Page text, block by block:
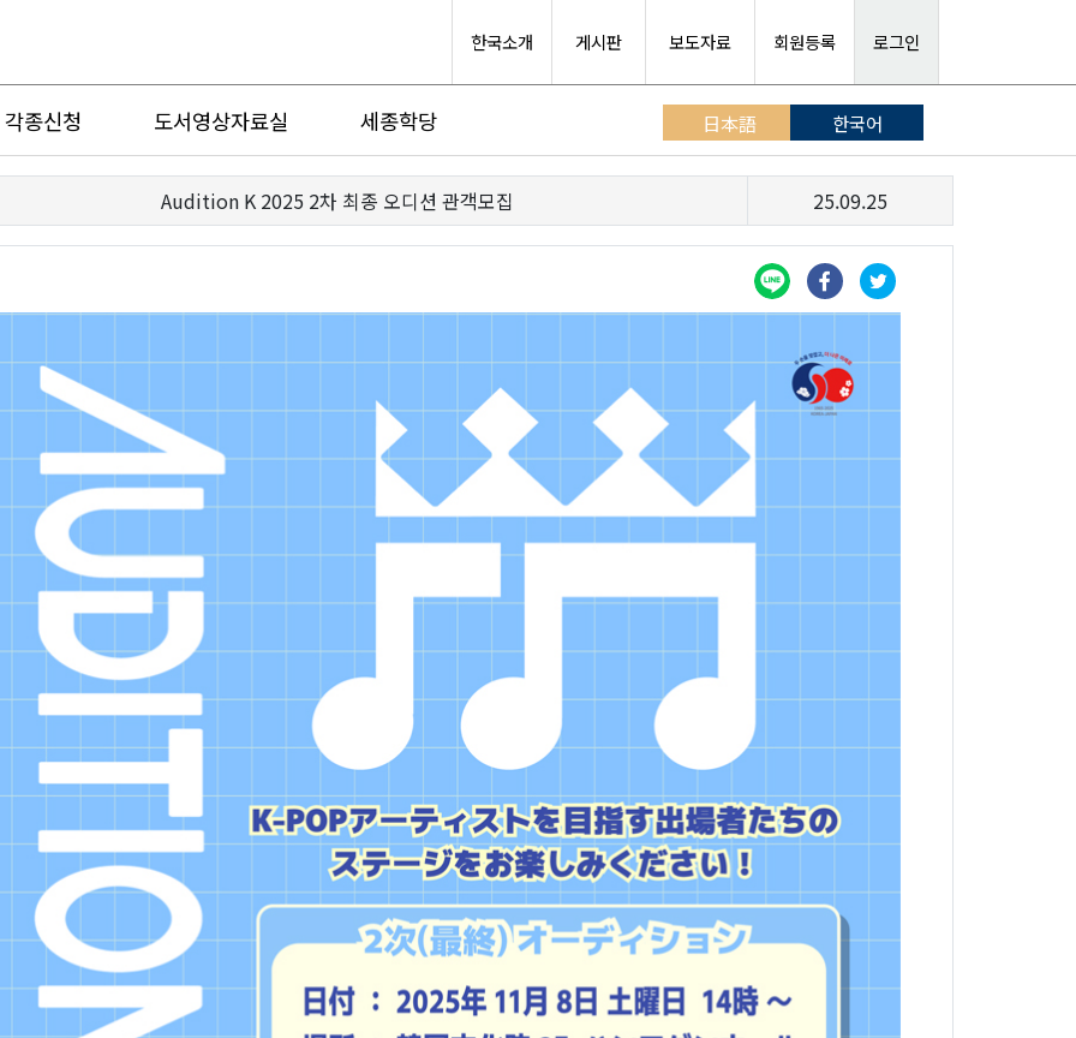
한국소개 게시판 보도자료 회원등록 로그인
각종신청 도서영상자료실 세종학당 日本語 한국어
Audition K 2025 2차 최종 오디션 관객모집 25.09.25